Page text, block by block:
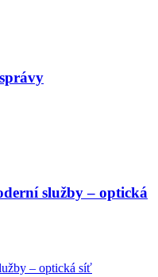
služby – optická
– optická síť